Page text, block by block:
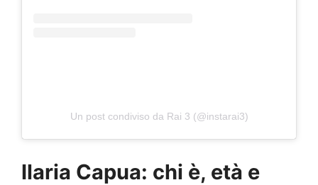
Un post condiviso da Rai 3 (@instarai3)
Ilaria Capua: chi è, età e